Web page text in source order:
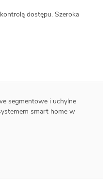
dostępu. Szeroka
segmentowe i uchylne
smart home w